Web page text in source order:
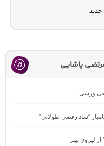
پاشایی
ورسی